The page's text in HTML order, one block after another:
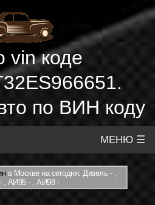
vin коде
по ВИН коду
МЕНЮ ☰
в Москве на сегодня: Дизель - ,
, АИ95 - , АИ98 -